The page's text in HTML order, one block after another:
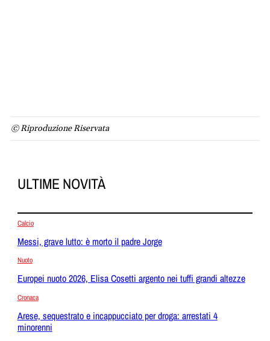
© Riproduzione Riservata
ULTIME NOVITÀ
Calcio
Messi, grave lutto: è morto il padre Jorge
Nuoto
Europei nuoto 2026, Elisa Cosetti argento nei tuffi grandi altezze
Cronaca
Arese, sequestrato e incappucciato per droga: arrestati 4
minorenni